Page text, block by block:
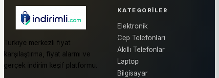
Türkiye merkezli fiyat
karşılaştırma, fiyat alarmı ve
gerçek indirim keşif platformu.
KATEGORILER
Elektronik
Cep Telefonları
Akıllı Telefonlar
Laptop
Bilgisayar